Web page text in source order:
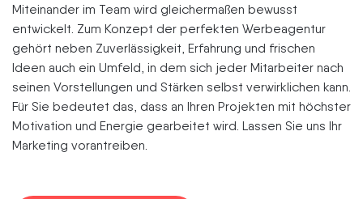
Miteinander im Team wird gleichermaßen bewusst
entwickelt. Zum Konzept der perfekten Werbeagentur
gehört neben Zuverlässigkeit, Erfahrung und frischen
Ideen auch ein Umfeld, in dem sich jeder Mitarbeiter nach
seinen Vorstellungen und Stärken selbst verwirklichen kann.
Für Sie bedeutet das, dass an Ihren Projekten mit höchster
Motivation und Energie gearbeitet wird. Lassen Sie uns Ihr
Marketing vorantreiben.